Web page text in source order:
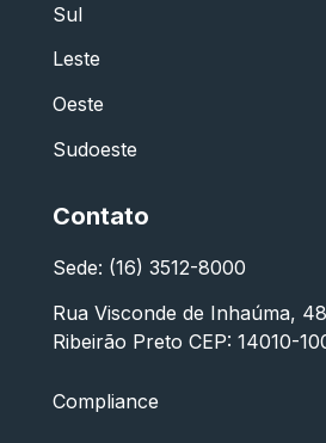
Sul
Leste
Oeste
Sudoeste
Contato
Sede: (16) 3512-8000
Rua Visconde de Inhaúma,
Ribeirão Preto CEP: 14010-
Compliance